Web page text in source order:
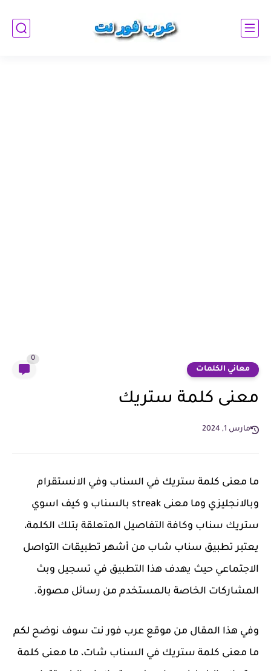
معاني الكلمات
0
معنى كلمة ستريك
مارس 1, 2024
ما معنى كلمة ستريك في السناب وفي الانستقرام
وبالانجليزي وما معنى streak بالسناب و كيف اسوي
ستريك سناب وكافة التفاصيل المتعلقة بتلك الكلمة،
يعتبر تطبيق سناب شاب من أشهر تطبيقات التواصل
الاجتماعي حيث يهدف هذا التطبيق في تسجيل وبث
المشاركات الخاصة بالمستخدم من رسائل مصورة.
وفي هذا المقال من موقع عرب فور نت سوف نوضح لكم
ما معنى كلمة ستريك في السناب شات، ما معنى كلمة